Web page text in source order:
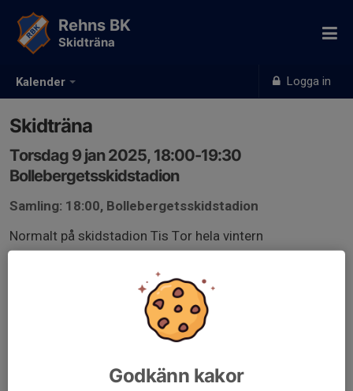
Kalender Logga in
Rehns BK
Skidträna
Skidträna
Torsdag 9 jan 2025, 18:00-19:30
Bollebergetsskidstadion
Samling: 18:00, Bollebergetsskidstadion
Normalt på skidstadion Tis Tor hela vintern
Godkänn kakor